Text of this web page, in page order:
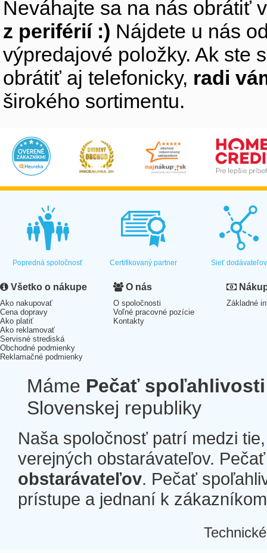
Neváhajte sa na nás obrátiť
z periférií :) Nájdete u nás
výpredajové položky. Ak ste
obrátiť aj telefonicky, radi
širokého sortimentu.
Popredná spoločnosť Certifikovaný partner Sieť dodávateľov
Všetko o nákupe
Ako nakupovať
Cena dopravy
Ako platiť
Ako reklamovať
Servisné strediská
Obchodné podmienky
Reklamačné podmienky
O nás
O spoločnosti
Voľné pracovné pozície
Kontakty
Základné
Máme Pečať spoľahlivosti
Slovenskej republiky
Naša spoločnosť patrí medzi
verejných obstarávateľov.
obstarávateľov. Pečať
prístupe a jednaní k